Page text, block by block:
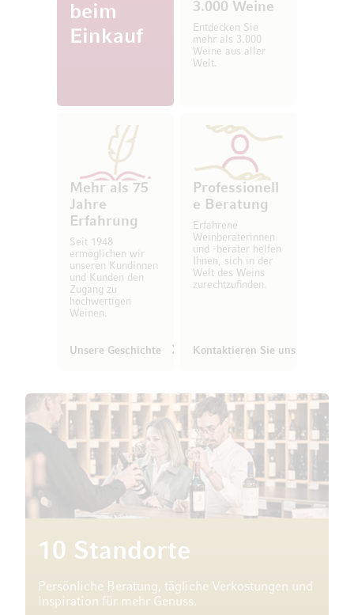
beim
Einkauf
3.000 Weine
Entdecken Sie
mehr als 3.000
Weine aus aller
Welt.
Mehr als 75
Jahre
Erfahrung
Seit 1948
ermöglichen wir
unseren Kundinnen
und Kunden den
Zugang zu
hochwertigen
Weinen.
Unsere Geschichte
Professionell
e Beratung
Erfahrene
Weinberaterinnen
und -berater helfen
Ihnen, sich in der
Welt des Weins
zurechtzufinden.
Kontaktieren Sie uns
10 Standorte
Persönliche Beratung, tägliche Verkostungen und
Inspiration für mehr Genuss.